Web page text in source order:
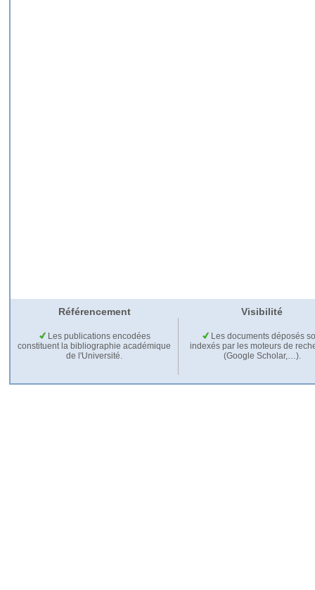
Référencement Visibilité
Les publications encodées
constituent la bibliographie académique
de l'Université.
Les documents déposés
indexés par les moteurs de
(Google Scholar,…).